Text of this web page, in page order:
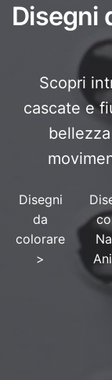
Disegni
Scopri
cascate e
Disegni
da
colorare
>